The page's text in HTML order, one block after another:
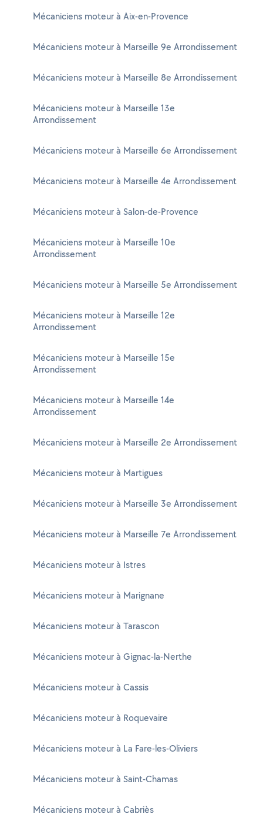
Mécaniciens moteur à Aix-en-Provence
Mécaniciens moteur à Marseille 9e Arrondissement
Mécaniciens moteur à Marseille 8e Arrondissement
Mécaniciens moteur à Marseille 13e
Arrondissement
Mécaniciens moteur à Marseille 6e Arrondissement
Mécaniciens moteur à Marseille 4e Arrondissement
Mécaniciens moteur à Salon-de-Provence
Mécaniciens moteur à Marseille 10e
Arrondissement
Mécaniciens moteur à Marseille 5e Arrondissement
Mécaniciens moteur à Marseille 12e
Arrondissement
Mécaniciens moteur à Marseille 15e
Arrondissement
Mécaniciens moteur à Marseille 14e
Arrondissement
Mécaniciens moteur à Marseille 2e Arrondissement
Mécaniciens moteur à Martigues
Mécaniciens moteur à Marseille 3e Arrondissement
Mécaniciens moteur à Marseille 7e Arrondissement
Mécaniciens moteur à Istres
Mécaniciens moteur à Marignane
Mécaniciens moteur à Tarascon
Mécaniciens moteur à Gignac-la-Nerthe
Mécaniciens moteur à Cassis
Mécaniciens moteur à Roquevaire
Mécaniciens moteur à La Fare-les-Oliviers
Mécaniciens moteur à Saint-Chamas
Mécaniciens moteur à Cabriès